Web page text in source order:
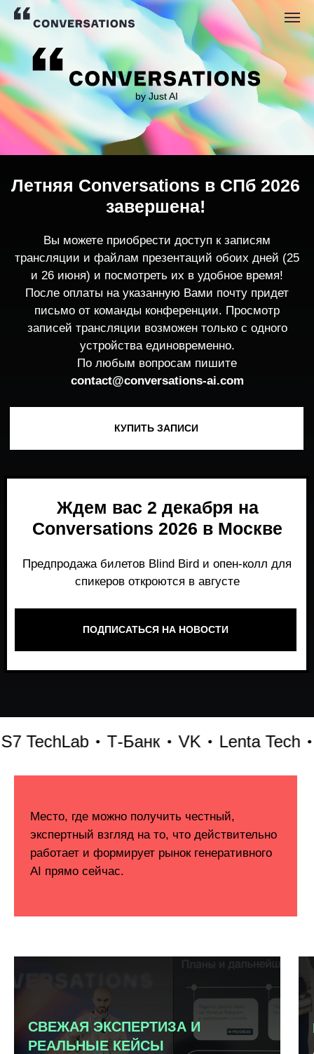
by Just AI
трансляции и файлам презентаций обоих дней (25
После оплаты на указанную Вами почту придет
записей трансляции возможен только с одного
устройства единовременно.
По любым вопросам пишите
contact@conversations-ai.co m
Летняя Conversations в СПб 2026
завершена!
Ждем вас 2 декабря на
Conversations 2026 в Москве
ПОДПИСАТЬСЯ НА НОВОСТИ
Т-Банк VK Lenta Tech
Место, где можно получить честный,
работает и формирует рынок генеративного
СВЕЖАЯ ЭКСПЕРТИЗА И
РЕАЛЬНЫЕ КЕЙСЫ